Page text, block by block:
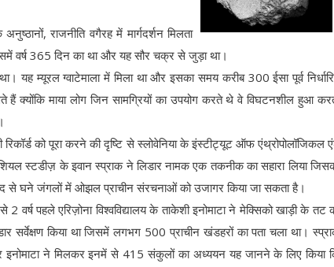
राजनीति वगैरह में मार्गदर्शन मिलता
वर्ष 365 दिन का था और यह सौर चक्र से जुड़ा था।
यह म्यूरल ग्वाटेमाला में मिला था और इसका समय करीब 300 ईसा पूर्व
क्योंकि माया लोग जिन सामग्रियों का उपयोग करते थे वे विघटनशील हुआ
रिकॉर्ड को पूरा करने की दृष्टि से स्लोवेनिया के इंस्टीट्यूट ऑफ एंथ्रोपोलॉजिकल
स्टडीज़ के इवान स्प्राक ने लिडार नामक एक तकनीक का सहारा लिया
से घने जंगलों में ओझल प्राचीन संरचनाओं को उजागर किया जा सकता है।
2 वर्ष पहले एरिज़ोना विश्वविद्यालय के ताकेशी इनोमाटा ने मेक्सिको खाड़ी के तट
सर्वेक्षण किया था जिसमें लगभग 500 प्राचीन खंडहरों का पता चला था।
ने मिलकर इनमें से 415 संकुलों का अध्ययन यह जानने के लिए किया